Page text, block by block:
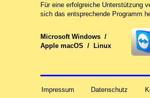
Für eine erfolgreiche Unterstützung
sich das entsprechende Programm
Microsoft Windows /
Apple macOS /Linux
Impressum Datenschutz